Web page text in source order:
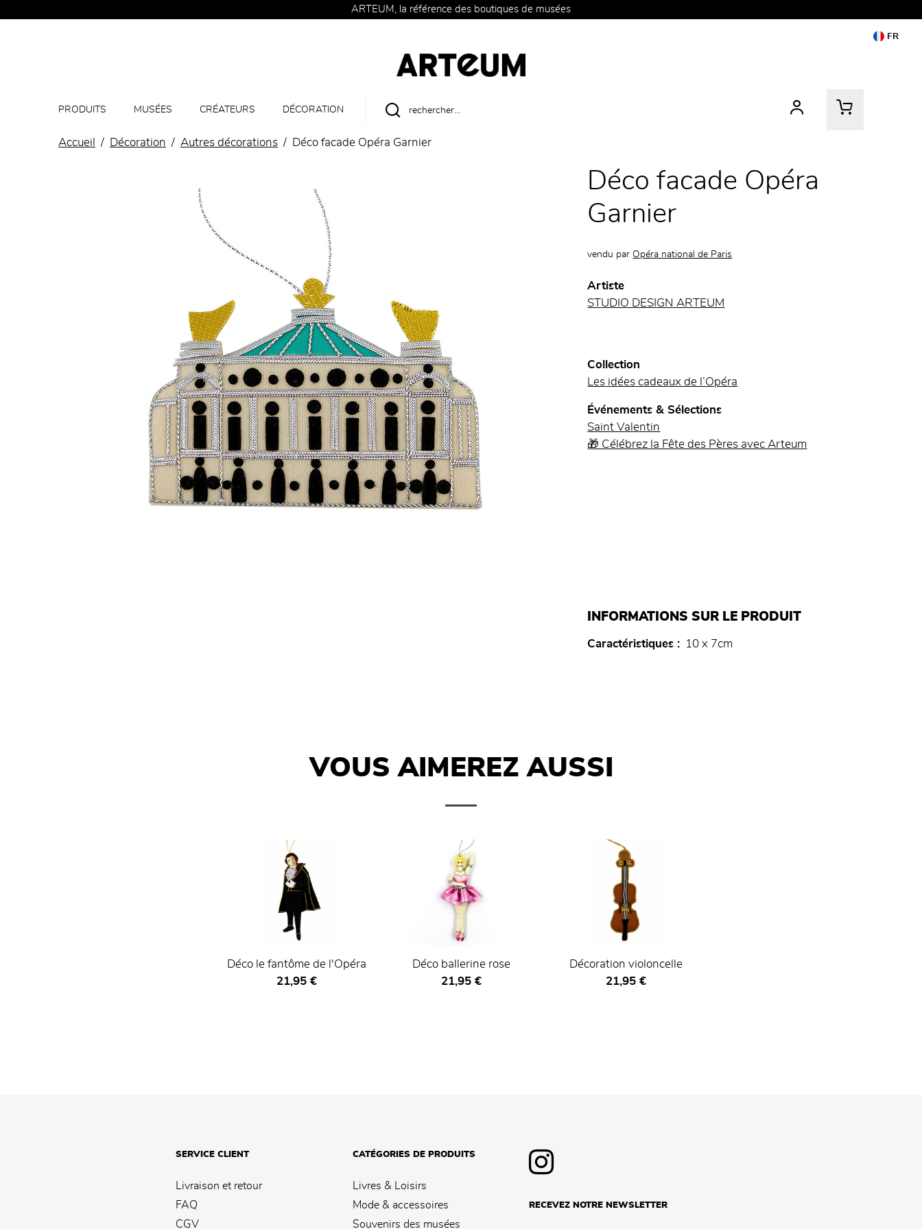
ARTEUM, la référence des boutiques de musées
FR
PRODUITS MUSÉES CRÉATEURS DÉCORATION
Accueil Décoration Autres décorations Déco facade Opéra Garnier
Déco facade Opéra
Garnier
vendu par Opéra national de Paris
Artiste
STUDIO DESIGN ARTEUM
Collection
Les idées cadeaux de l’Opéra
Événements & Sélections
Saint Valentin
🎁 Célébrez la Fête des Pères avec Arteum
INFORMATIONS SUR LE PRODUIT
Caractéristiques 10 x 7cm
VOUS AIMEREZ AUSSI
Déco le fantôme de l'Opéra
Prix ​​actuel
21,95 €
Déco ballerine rose
Prix ​​actuel
21,95 €
Décoration violoncelle
Prix ​​actuel
21,95 €
SERVICE CLIENT
Livraison et retour
FAQ
CGV
CATÉGORIES DE PRODUITS
Livres & Loisirs
Mode & accessoires
Souvenirs des musées
RECEVEZ NOTRE NEWSLETTER